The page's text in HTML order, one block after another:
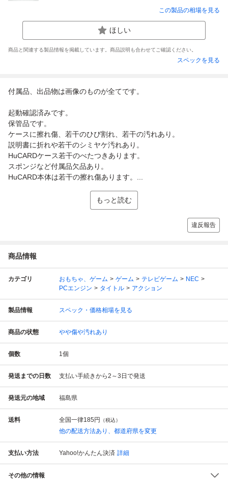
この製品の相場を見る
ほしい
商品と関連する製品情報を掲載しています。商品説明も合わせてご確認ください。
スペックを見る
付属品、出品物は画像のものが全てです。
起動確認済みです。
保管品です。
ケースに擦れ傷、若干のひび割れ、若干の汚れあり。
説明書に折れや若干のシミヤケ汚れあり。
HuCARDケース若干のべたつきあります。
スポンジなど付属品欠品あり。
HuCARD本体は若干の擦れ傷あります。...
もっと読む
違反報告
商品情報
カテゴリ おもちゃ、ゲーム ゲーム テレビゲーム
NEC
PCエンジン
タイトル アクション
製品情報 スペック・価格相場を見る
商品の状態 やや傷や汚れあり
個数 1個
発送までの日数 支払い手続きから2～3日で発送
発送元の地域 福島県
送料 全国一律185円 （税込）
他の配送方法あり、都道府県を変更
支払い方法 Yahoo!かんたん決済 詳細
その他の情報